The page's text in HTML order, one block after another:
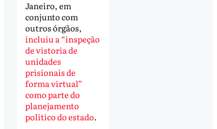
Janeiro, em
conjunto com
outros órgãos,
incluiu a “inspeção
de vistoria de
unidades
prisionais de
forma virtual”
como parte do
planejamento
político do estado.